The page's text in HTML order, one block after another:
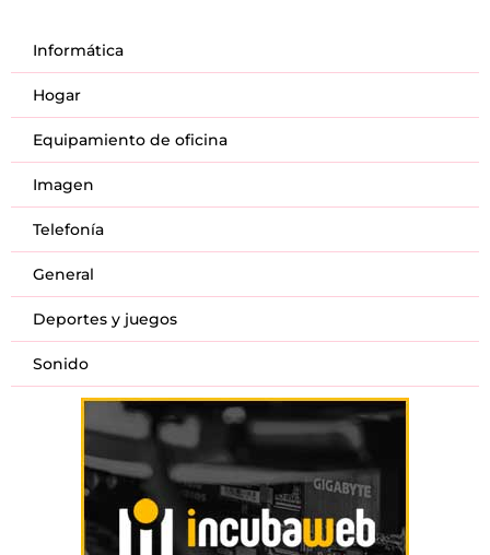
Informática
Hogar
Equipamiento de oficina
Imagen
Telefonía
General
Deportes y juegos
Sonido